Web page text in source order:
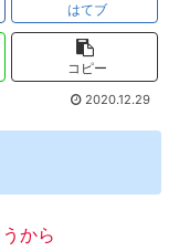
はてブ
コピー
2020.12.29
から